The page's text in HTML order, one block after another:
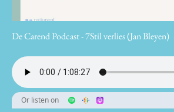
De Carend Podcast - 7Stil verlies (Jan Bleyen)
Or listen on